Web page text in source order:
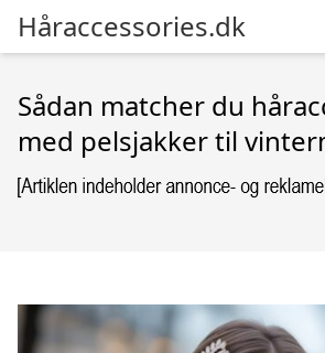
Håraccessories.dk
Sådan matcher du
med pelsjakker til